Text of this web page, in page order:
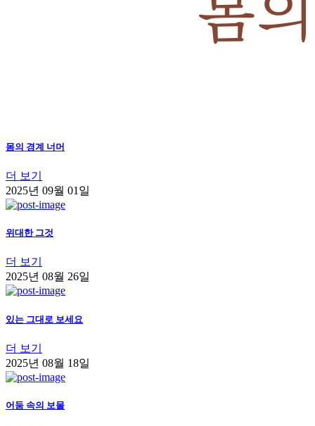
몸의 경계 너머
더 보기
2025년 09월 01일
위대한 그것
더 보기
2025년 08월 26일
있는 그대로 보세요
더 보기
2025년 08월 18일
어둠 속의 보물